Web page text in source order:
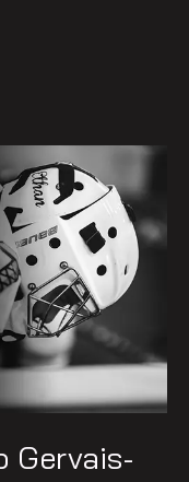
en fête
du-Québec ont 60 ans
qui est important » :
de Matthew Bergeron
cinq jours à l’Hôtel-
Gervais-